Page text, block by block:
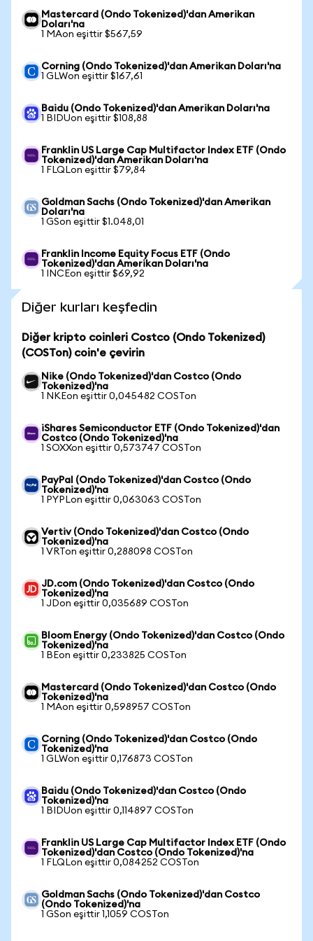
Mastercard (Ondo Tokenized)'dan Amerikan
Doları'na
1 MAon eşittir $567,59
Corning (Ondo Tokenized)'dan Amerikan Doları'na
1 GLWon eşittir $167,61
Baidu (Ondo Tokenized)'dan Amerikan Doları'na
1 BIDUon eşittir $108,88
Franklin US Large Cap Multifactor Index ETF (Ondo
Tokenized)'dan Amerikan Doları'na
1 FLQLon eşittir $79,84
Goldman Sachs (Ondo Tokenized)'dan Amerikan
Doları'na
1 GSon eşittir $1.048,01
Franklin Income Equity Focus ETF (Ondo
Tokenized)'dan Amerikan Doları'na
1 INCEon eşittir $69,92
Diğer kurları keşfedin
Diğer kripto coinleri Costco (Ondo Tokenized)
(COSTon) coin'e çevirin
Nike (Ondo Tokenized)'dan Costco (Ondo
Tokenized)'na
1 NKEon eşittir 0,045482 COSTon
iShares Semiconductor ETF (Ondo Tokenized)'dan
Costco (Ondo Tokenized)'na
1 SOXXon eşittir 0,573747 COSTon
PayPal (Ondo Tokenized)'dan Costco (Ondo
Tokenized)'na
1 PYPLon eşittir 0,063063 COSTon
Vertiv (Ondo Tokenized)'dan Costco (Ondo
Tokenized)'na
1 VRTon eşittir 0,288098 COSTon
JD.com (Ondo Tokenized)'dan Costco (Ondo
Tokenized)'na
1 JDon eşittir 0,035689 COSTon
Bloom Energy (Ondo Tokenized)'dan Costco (Ondo
Tokenized)'na
1 BEon eşittir 0,233825 COSTon
Mastercard (Ondo Tokenized)'dan Costco (Ondo
Tokenized)'na
1 MAon eşittir 0,598957 COSTon
Corning (Ondo Tokenized)'dan Costco (Ondo
Tokenized)'na
1 GLWon eşittir 0,176873 COSTon
Baidu (Ondo Tokenized)'dan Costco (Ondo
Tokenized)'na
1 BIDUon eşittir 0,114897 COSTon
Franklin US Large Cap Multifactor Index ETF (Ondo
Tokenized)'dan Costco (Ondo Tokenized)'na
1 FLQLon eşittir 0,084252 COSTon
Goldman Sachs (Ondo Tokenized)'dan Costco
(Ondo Tokenized)'na
1 GSon eşittir 1,1059 COSTon